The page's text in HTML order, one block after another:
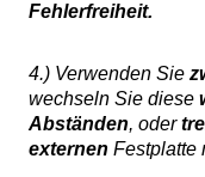
Fehlerfreiheit.
4.) Verwenden Sie
wechseln Sie diese
Abständen, oder
externen Festplatte